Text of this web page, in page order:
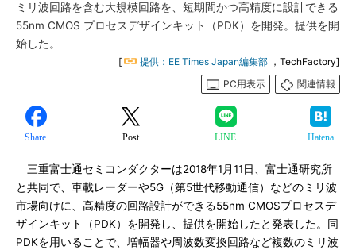
ミリ波回路を含む大規模回路を、短期間かつ高精度に設計できる
55nm CMOS プロセスデザインキット（PDK）を開発。提供を開
始した。
[ 提供：EE Times Japan編集部 ，TechFactory]
PC用表示
関連情報
Share Post LINE Hatena
三重富士通セミコンダクターは2018年1月11日、富士通研究所
と共同で、車載レーダーや5G（第5世代移動通信）などのミリ波
市場向けに、高精度の回路設計ができる55nm CMOSプロセスデ
ザインキット（PDK）を開発し、提供を開始したと発表した。同
PDKを用いることで、増幅器や周波数変換回路など複数のミリ波